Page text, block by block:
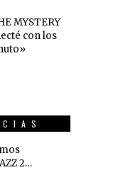
MYSTERY
con los
2…